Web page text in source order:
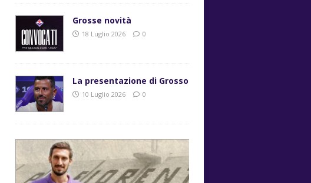
Grosse novità
18 Luglio 2026 0
La presentazione di Grosso
10 Luglio 2026 0